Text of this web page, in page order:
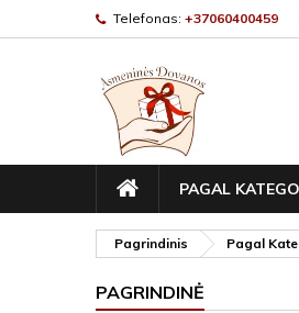
Telefonas: +37060400459
PAGRINDINIS
PAGAL
Pagrindinis Pagal
PAGRINDINĖ